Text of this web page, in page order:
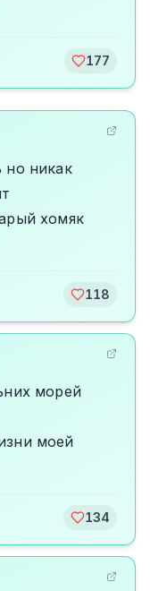
177
но никак
хомяк
118
морей
моей
134